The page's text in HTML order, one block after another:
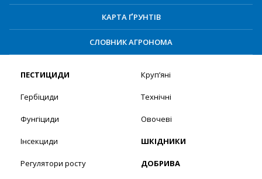
КАРТА ҐРУНТІВ
СЛОВНИК АГРОНОМА
ПЕСТИЦИДИ
Гербіциди
Фунгіциди
Інсекциди
Регулятори росту
Круп’яні
Технічні
Овочеві
ШКІДНИКИ
ДОБРИВА